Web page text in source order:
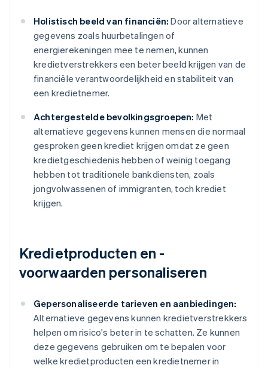
Holistisch beeld van financiën: Door alternatieve
gegevens zoals huurbetalingen of
energierekeningen mee te nemen, kunnen
kredietverstrekkers een beter beeld krijgen van de
financiële verantwoordelijkheid en stabiliteit van
een kredietnemer.
Achtergestelde bevolkingsgroepen: Met
alternatieve gegevens kunnen mensen die normaal
gesproken geen krediet krijgen omdat ze geen
kredietgeschiedenis hebben of weinig toegang
hebben tot traditionele bankdiensten, zoals
jongvolwassenen of immigranten, toch krediet
krijgen.
Kredietproducten en -
voorwaarden personaliseren
Gepersonaliseerde tarieven en aanbiedingen:
Alternatieve gegevens kunnen kredietverstrekkers
helpen om risico's beter in te schatten. Ze kunnen
deze gegevens gebruiken om te bepalen voor
welke kredietproducten een kredietnemer in